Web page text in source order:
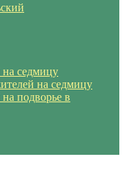
седмицу
на седмицу
подворье в